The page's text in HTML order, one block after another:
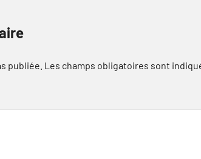
publiée. Les champs obligatoires sont